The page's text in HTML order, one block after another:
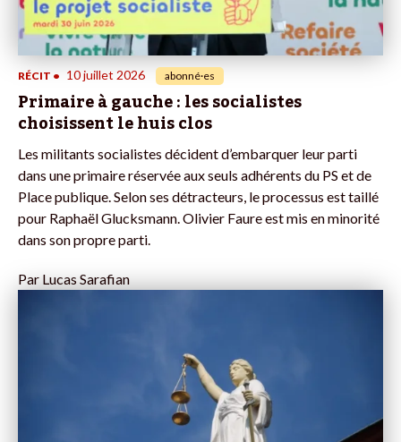
RÉCIT • 10 juillet 2026 abonné·es
Primaire à gauche : les socialistes
choisissent le huis clos
Les militants socialistes décident d’embarquer leur parti
dans une primaire réservée aux seuls adhérents du PS et de
Place publique. Selon ses détracteurs, le processus est taillé
pour Raphaël Glucksmann. Olivier Faure est mis en minorité
dans son propre parti.
Par Lucas Sarafian